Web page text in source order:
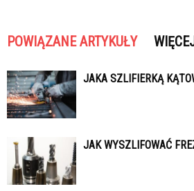
POWIĄZANE ARTYKUŁY
JAKA SZLIFIERKĄ
JAK WYSZLIFOWAĆ